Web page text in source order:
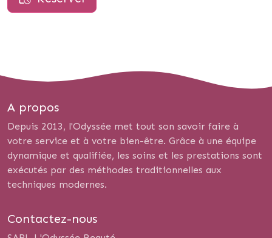
A propos
Depuis 2013, l'Odyssée met tout son savoir faire à
votre service et à votre bien-être. Grâce à une équipe
dynamique et qualifiée, les soins et les prestations sont
exécutés par des méthodes traditionnelles aux
techniques modernes.
Contactez-nous